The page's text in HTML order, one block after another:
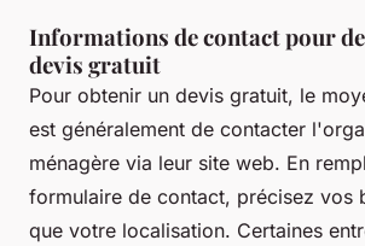
Informations de contact pour
devis gratuit
Pour obtenir un devis gratuit, le
est généralement de contacter
ménagère via leur site web. En
formulaire de contact, précisez vos
que votre localisation. Certaines